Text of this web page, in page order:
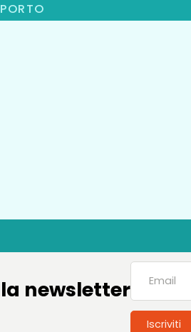
newsletter
Iscriviti